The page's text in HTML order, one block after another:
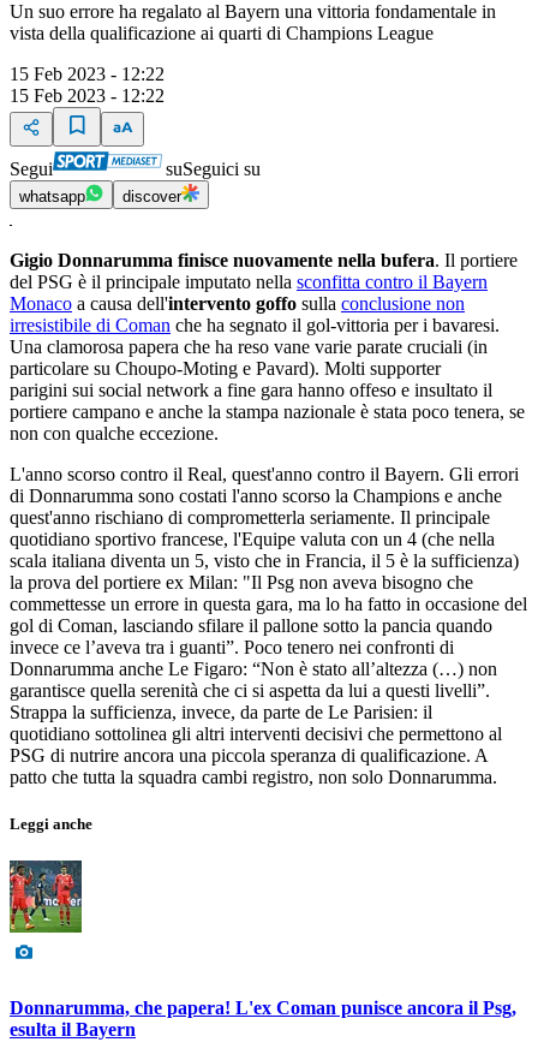
Un suo errore ha regalato al Bayern una vittoria fondamentale in
vista della qualificazione ai quarti di Champions League
15 Feb 2023 - 12:22
15 Feb 2023 - 12:22
Segui suSeguici su
whatsapp discover
Gigio Donnarumma finisce nuovamente nella bufera. Il portiere
del PSG è il principale imputato nella sconfitta contro il Bayern
Monaco a causa dell'intervento goffo sulla conclusione non
irresistibile di Coman che ha segnato il gol-vittoria per i bavaresi.
Una clamorosa papera che ha reso vane varie parate cruciali (in
particolare su Choupo-Moting e Pavard). Molti supporter
parigini sui social network a fine gara hanno offeso e insultato il
portiere campano e anche la stampa nazionale è stata poco tenera, se
non con qualche eccezione.
L'anno scorso contro il Real, quest'anno contro il Bayern. Gli errori
di Donnarumma sono costati l'anno scorso la Champions e anche
quest'anno rischiano di comprometterla seriamente. Il principale
quotidiano sportivo francese, l'Equipe valuta con un 4 (che nella
scala italiana diventa un 5, visto che in Francia, il 5 è la sufficienza)
la prova del portiere ex Milan: "Il Psg non aveva bisogno che
commettesse un errore in questa gara, ma lo ha fatto in occasione del
gol di Coman, lasciando sfilare il pallone sotto la pancia quando
invece ce l’aveva tra i guanti”. Poco tenero nei confronti di
Donnarumma anche Le Figaro: “Non è stato all’altezza (…) non
garantisce quella serenità che ci si aspetta da lui a questi livelli”.
Strappa la sufficienza, invece, da parte de Le Parisien: il
quotidiano sottolinea gli altri interventi decisivi che permettono al
PSG di nutrire ancora una piccola speranza di qualificazione. A
patto che tutta la squadra cambi registro, non solo Donnarumma.
Leggi anche
Donnarumma, che papera! L'ex Coman punisce ancora il Psg,
esulta il Bayern